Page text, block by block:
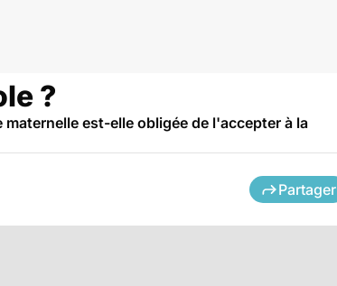
?
est-elle obligée de l'accepter à la
Partager